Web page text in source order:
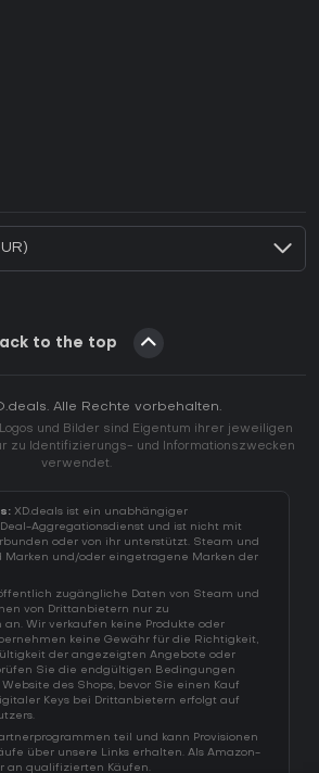
Steam CD Key?
Epic Games CD Key?
GOG CD Key?
Ubisoft Connect CD Key?
EA App CD Key?
to the top
Alle Rechte vorbehalten.
und Bilder sind Eigentum ihrer jeweiligen
zu Identifizierungs- und Informationszwecken
verwendet.
XD.deals ist ein unabhängiger
Aggregationsdienst und ist nicht mit
oder von ihr unterstützt. Steam und
Marken und/oder eingetragene Marken der
zugängliche Daten von Steam und
von Drittanbietern nur zu
an. Wir verkaufen keine Produkte oder
keine Gewähr für die Richtigkeit,
der angezeigten Angebote oder
Sie die endgültigen Bedingungen
des Shops, bevor Sie einen Kauf
Keys bei Drittanbietern erfolgt auf
teil und kann Provisionen
über unsere Links erhalten. Als Amazon-
an qualifizierten Käufen.